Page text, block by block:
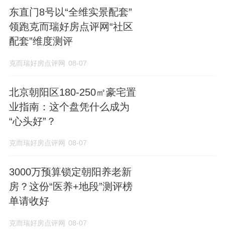
东直门8号以“全维实景配套”
领跑克而瑞好房点评网“社区
配套”维度测评
克而瑞好房点评网 08-07
北京朝阳区180-250㎡豪宅置
业指南：这个盘凭什么成为
“心头好”？
克而瑞好房点评网 08-07
3000万预算锁定朝阳养老新
房？这份“医养+地段”测评榜
单请收好
克而瑞好房点评网 08-07